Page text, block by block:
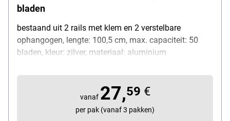
bladen
bestaand uit 2 rails met klem en 2 verstelbare
ophangogen, lengte: 100,5 cm, max. capaciteit: 50
bladen, kleur: zilver, materiaal: aluminium
vanaf 27,59 €
per pak (vanaf 3 pakken)